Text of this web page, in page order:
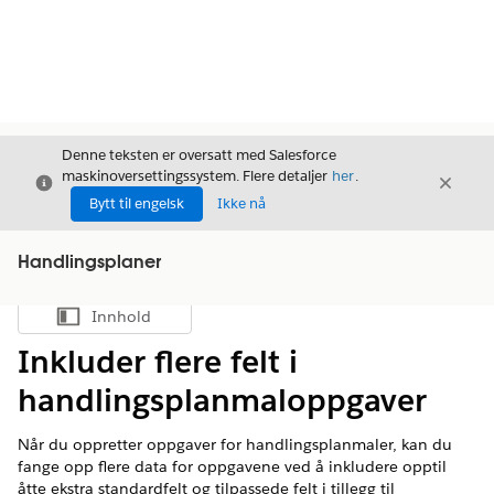
Avslutt
Denne teksten er oversatt med Salesforce
maskinoversettingssystem. Flere detaljer her.
Bytt til engelsk
Ikke nå
Avslutt
Handlingsplaner
Vis innholdsfortegnelse
Innhold
Inkluder flere felt i
handlingsplanmaloppgaver
Når du oppretter oppgaver for handlingsplanmaler, kan du
fange opp flere data for oppgavene ved å inkludere opptil
åtte ekstra standardfelt og tilpassede felt i tillegg til